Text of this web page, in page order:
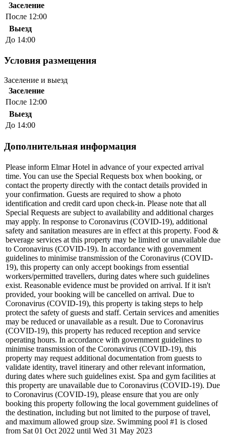
Заселение
После 12:00
Выезд
До 14:00
Условия размещения
Заселение и выезд
Заселение
После 12:00
Выезд
До 14:00
Дополнительная информация
Please inform Elmar Hotel in advance of your expected arrival
time. You can use the Special Requests box when booking, or
contact the property directly with the contact details provided in
your confirmation. Guests are required to show a photo
identification and credit card upon check-in. Please note that all
Special Requests are subject to availability and additional charges
may apply. In response to Coronavirus (COVID-19), additional
safety and sanitation measures are in effect at this property. Food &
beverage services at this property may be limited or unavailable due
to Coronavirus (COVID-19). In accordance with government
guidelines to minimise transmission of the Coronavirus (COVID-
19), this property can only accept bookings from essential
workers/permitted travellers, during dates where such guidelines
exist. Reasonable evidence must be provided on arrival. If it isn't
provided, your booking will be cancelled on arrival. Due to
Coronavirus (COVID-19), this property is taking steps to help
protect the safety of guests and staff. Certain services and amenities
may be reduced or unavailable as a result. Due to Coronavirus
(COVID-19), this property has reduced reception and service
operating hours. In accordance with government guidelines to
minimise transmission of the Coronavirus (COVID-19), this
property may request additional documentation from guests to
validate identity, travel itinerary and other relevant information,
during dates where such guidelines exist. Spa and gym facilities at
this property are unavailable due to Coronavirus (COVID-19). Due
to Coronavirus (COVID-19), please ensure that you are only
booking this property following the local government guidelines of
the destination, including but not limited to the purpose of travel,
and maximum allowed group size. Swimming pool #1 is closed
from Sat 01 Oct 2022 until Wed 31 May 2023